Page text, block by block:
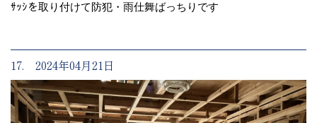
ｻｯｼを取り付けて防犯・雨仕舞ばっちりです
17. 2024年04月21日